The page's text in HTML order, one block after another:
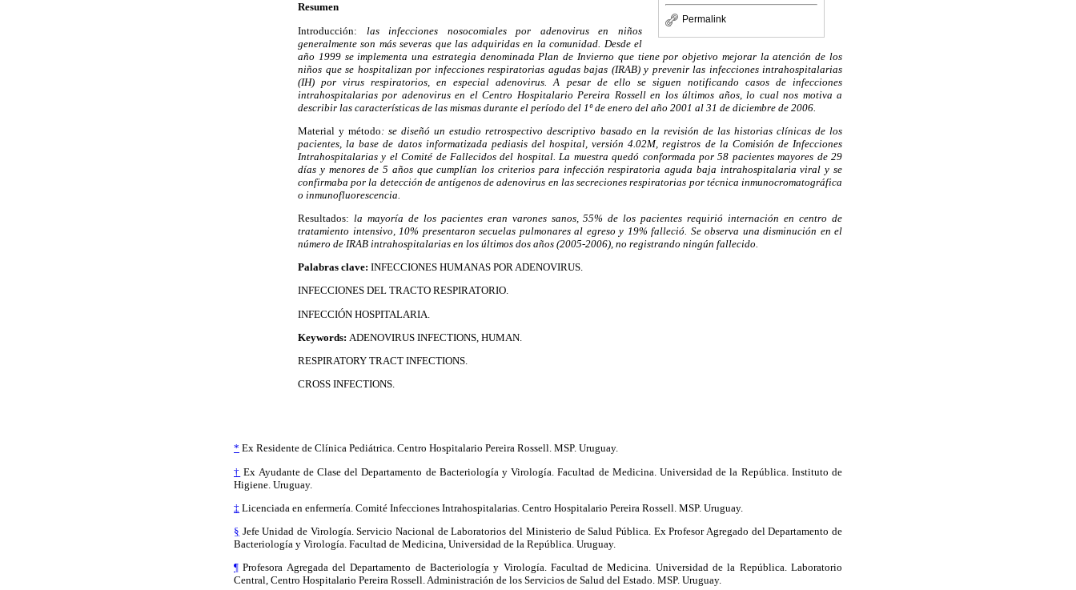
Permalink
Resumen
Introducción: las infecciones nosocomiales por adenovirus en niños
generalmente son más severas que las adquiridas en la comunidad. Desde el
año 1999 se implementa una estrategia denominada Plan de Invierno que tiene por objetivo mejorar la atención de los
niños que se hospitalizan por infecciones respiratorias agudas bajas (IRAB) y prevenir las infecciones intrahospitalarias
(IH) por virus respiratorios, en especial adenovirus. A pesar de ello se siguen notificando casos de infecciones
intrahospitalarias por adenovirus en el Centro Hospitalario Pereira Rossell en los últimos años, lo cual nos motiva a
describir las características de las mismas durante el período del 1º de enero del año 2001 al 31 de diciembre de 2006.
Material y método : se diseñó un estudio retrospectivo descriptivo basado en la revisión de las historias clínicas de los
pacientes, la base de datos informatizada pediasis del hospital, versión 4.02M, registros de la Comisión de Infecciones
Intrahospitalarias y el Comité de Fallecidos del hospital. La muestra quedó conformada por 58 pacientes mayores de 29
días y menores de 5 años que cumplían los criterios para infección respiratoria aguda baja intrahospitalaria viral y se
confirmaba por la detección de antígenos de adenovirus en las secreciones respiratorias por técnica inmunocromatográfica
o inmunofluorescencia.
Resultados: la mayoría de los pacientes eran varones sanos, 55% de los pacientes requirió internación en centro de
tratamiento intensivo, 10% presentaron secuelas pulmonares al egreso y 19% falleció. Se observa una disminución en el
número de IRAB intrahospitalarias en los últimos dos años (2005-2006), no registrando ningún fallecido.
Palabras clave: INFECCIONES HUMANAS POR ADENOVIRUS.
INFECCIONES DEL TRACTO RESPIRATORIO.
INFECCIÓN HOSPITALARIA.
Keywords: ADENOVIRUS INFECTIONS, HUMAN.
RESPIRATORY TRACT INFECTIONS.
CROSS INFECTIONS.
* Ex Residente de Clínica Pediátrica. Centro Hospitalario Pereira Rossell. MSP. Uruguay.
† Ex Ayudante de Clase del Departamento de Bacteriología y Virología. Facultad de Medicina. Universidad de la República. Instituto de
Higiene. Uruguay.
‡ Licenciada en enfermería. Comité Infecciones Intrahospitalarias. Centro Hospitalario Pereira Rossell. MSP. Uruguay.
§ Jefe Unidad de Virología. Servicio Nacional de Laboratorios del Ministerio de Salud Pública. Ex Profesor Agregado del Departamento de
Bacteriología y Virología. Facultad de Medicina, Universidad de la República. Uruguay.
¶ Profesora Agregada del Departamento de Bacteriología y Virología. Facultad de Medicina. Universidad de la República. Laboratorio
Central, Centro Hospitalario Pereira Rossell. Administración de los Servicios de Salud del Estado. MSP. Uruguay.